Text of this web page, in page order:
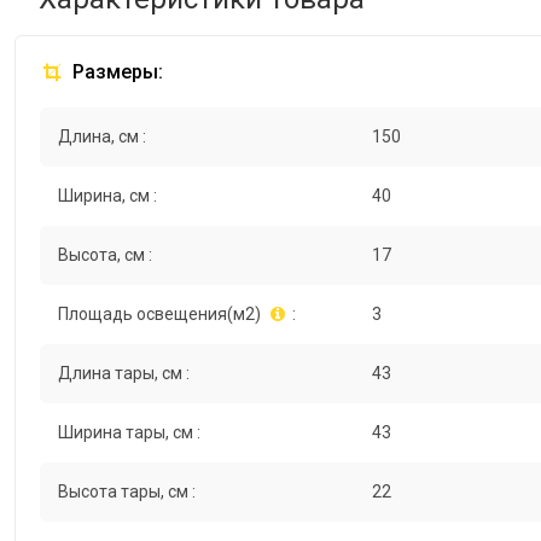
Размеры:
Длина, см : 150
Ширина, см : 40
Высота, см : 17
Площадь освещения(м2) : 3
Длина тары, см : 43
Ширина тары, см : 43
Высота тары, см : 22